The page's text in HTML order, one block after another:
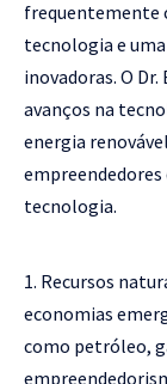
frequentemente
tecnologia e
inovadoras. O
avanços na
energia
empreendedores
tecnologia.
Recursos
economias
como petróleo,